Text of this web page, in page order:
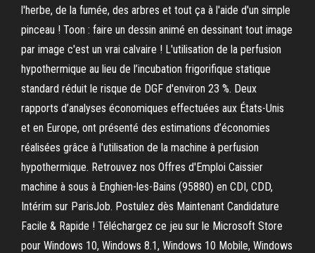
l'herbe, de la fumée, des arbres et tout ça à l'aide d'un simple
pinceau ! Toon : faire un dessin animé en dessinant tout image
par image c'est un vrai calvaire ! L'utilisation de la perfusion
hypothermique au lieu de l’incubation frigorifique statique
standard réduit le risque de DGF d'environ 23 %. Deux
rapports d’analyses économiques effectuées aux États-Unis
et en Europe, ont présenté des estimations d’économies
réalisées grâce à l'utilisation de la machine à perfusion
hypothermique. Retrouvez nos Offres d'Emploi Caissier
machine à sous à Enghien-les-Bains (95880) en CDI, CDD,
Intérim sur ParisJob. Postulez dès Maintenant Candidature
Facile & Rapide ! Téléchargez ce jeu sur le Microsoft Store
pour Windows 10, Windows 8.1, Windows 10 Mobile, Windows